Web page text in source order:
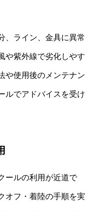
、ライン、金具に異常
や紫外線で劣化しやす
や使用後のメンテナン
ルでアドバイスを受け
ールの利用が近道で
オフ・着陸の手順を実